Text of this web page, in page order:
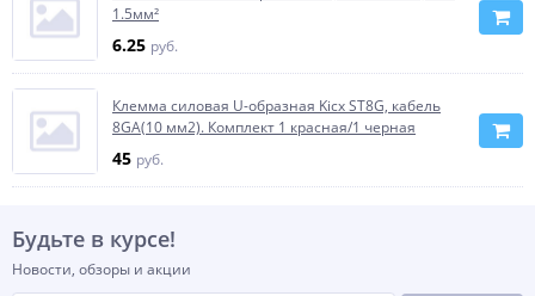
1.5мм²
6.25 руб.
Клемма силовая U-образная Kicx ST8G, кабель
8GA(10 мм2). Комплект 1 красная/1 черная
45 руб.
Будьте в курсе!
Новости, обзоры и акции